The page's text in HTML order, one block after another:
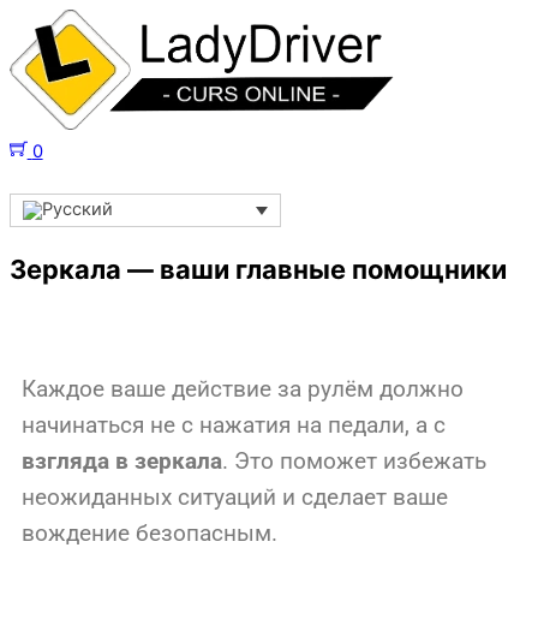
0
Зеркала — ваши главные помощники
Каждое ваше действие за рулём должно
начинаться не с нажатия на педали, а с
взгляда в зеркала. Это поможет избежать
неожиданных ситуаций и сделает ваше
вождение безопасным.